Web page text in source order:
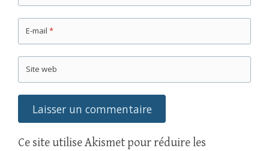
E-mail *
Site web
Ce site utilise Akismet pour réduire les